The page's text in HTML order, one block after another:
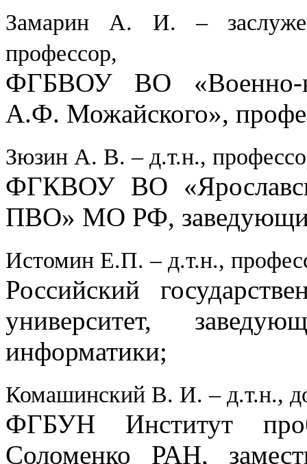
Замарин А. И. –
профессор,
ФГБВОУ ВО «Военно-
А.Ф. Можайского»,
Зюзин А. В. – д.т.н.,
ФГКВОУ ВО
ПВО» МО РФ,
Истомин Е.П. – д.т.н.,
Российский
университет,
информатики;
Комашинский В. И. – д.т.н.,
ФГБУН Институт
Соломенко РАН,